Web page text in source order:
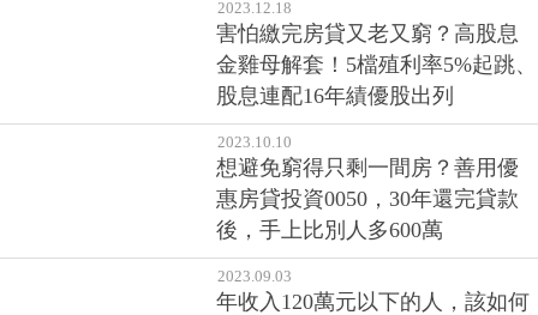
2023.12.18
害怕繳完房貸又老又窮？高股息
金雞母解套！5檔殖利率5%起跳、
股息連配16年績優股出列
2023.10.10
想避免窮得只剩一間房？善用優
惠房貸投資0050，30年還完貸款
後，手上比別人多600萬
2023.09.03
年收入120萬元以下的人，該如何